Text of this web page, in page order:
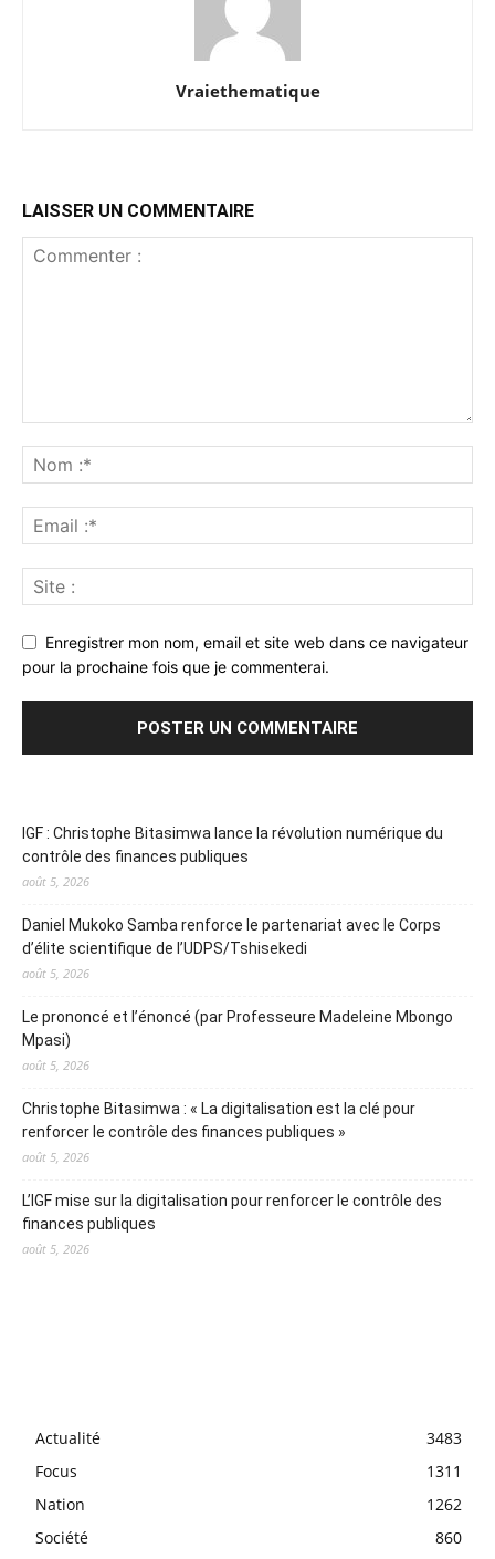
Vraiethematique
LAISSER UN COMMENTAIRE
Enregistrer mon nom, email et site web dans ce navigateur
pour la prochaine fois que je commenterai.
IGF : Christophe Bitasimwa lance la révolution numérique du
contrôle des finances publiques
août 5, 2026
Daniel Mukoko Samba renforce le partenariat avec le Corps
d’élite scientifique de l’UDPS/Tshisekedi
août 5, 2026
Le prononcé et l’énoncé (par Professeure Madeleine Mbongo
Mpasi)
août 5, 2026
Christophe Bitasimwa : « La digitalisation est la clé pour
renforcer le contrôle des finances publiques »
août 5, 2026
L’IGF mise sur la digitalisation pour renforcer le contrôle des
finances publiques
août 5, 2026
Actualité
3483
Focus
1311
Nation
1262
Société
860